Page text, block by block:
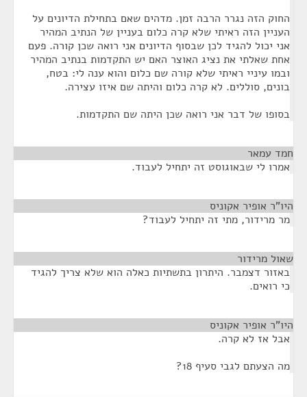
החוק הזה נגרר הרבה זמן. מדהים שאם בתחילת הדיונים על
העניין הזה ראיתי שלא קרה כלום בעניין של הנתיב המהיר
אני יכול להגיד לכן שבסוף הדיונים אני רואה שכן קורה. פעם
אחת שאלתי את נציג האוצר האם יש התקדמות בנתיב המהיר
ובמו עיניי ראיתי שלא קורה שם כלום והוא ענה לי: בטח,
בונים, סוללים. לא קרה כלום והיתה שם איזו עצירה.
בסופו של דבר אני רואה שכן היתה שם התקדמות.
חמד עמאר
אמרו לי שבאוגוסט זה יתחיל לעבוד.
היו"ר אופיר אקוניס
מר מרידור, מתי זה יתחיל לעבוד?
שאול מרידור
באזור דצמבר. היתרון בתשתיות כאלה הוא שלא צריך להגיד
כי רואים.
היו"ר אופיר אקוניס
אבל אז לא קרה.
מה הצעתם לגבי סעיף 18?